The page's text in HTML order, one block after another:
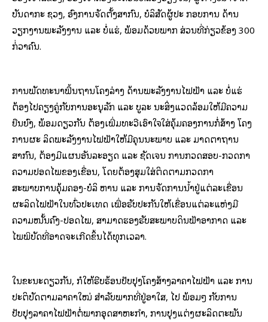
ບັນດາກະ ຊວງ, ອົງການຈັດຕັ້ງສາກົນ, ບໍລິສັດຜູ້ປະ ກອບການ ດ້ານ
ວຽກງານພະລັງງານ ແລະ ບໍ່ແຮ່, ພ້ອມດ້ວຍພາກ ສ່ວນທີ່ກ່ຽວຂ້ອງ 300
ກ່່ວາຄົນ.
ການພັດທະນາພື້ນຖານໂຄງລ່າງ ດ້ານພະລັງງານໄຟຟ້າ ແລະ ບໍ່ແຮ່
ຕ້ອງໄປຄຽງຄູ່ກັບການອະນຸລັກ ແລະ ບູລະ ນະສິ່ງແວດລ້ອມໃຫ້ມີຄວາມ
ຍືນຍົງ, ພ້ອມດຽວກັນ ຕ້ອງເພີ່ມທະວີເອົາໃຈໃສ່ຄຸ້ມຄອງການກໍ່ສ້າງ ໂຄງ
ການຜະ ລິດພະລັງງານໄຟຟ້າໃຫ້ມີຄຸນນະພາບ ແລະ ມາດຕາຖານ
ສາກົນ, ຕ້ອງມີແຜນອັນລະອຽດ ແລະ ຊັດເຈນ ການກວດສອບ-ກວດກາ
ຄວາມປອດໄພຂອງເຂື່ອນ, ໂດຍຕ້ອງສຸມໃສ່ຕິດຕາມກວດກາ
ສະພາບການຄຸ້ມຄອງ-ບໍລິ ຫານ ແລະ ການຈັດການນໍ້າຢູ່ແຕ່ລະເຂື່ອນ
ຜະລິດໄຟຟ້າໃນທົ່ວປະເທດ ເພື່ອຮັບປະກັນໃຫ້ເຂື່ອນແຕ່ລະແຫ່ງມີ
ຄວາມໜັ້ນຄົງ-ປອດໄພ, ສາມາດຮອງຮັບສະພາບດິນຟ້າອາກາດ ແລະ
ໄພພິບັດທີ່ອາດຈະເກີດຂຶ້ນໄດ້ທຸກເວລາ.
ໃນຂະນະດຽວກັນ, ກໍໃຫ້ຮີບຮ້ອນປັບປຸງໂຄງສ້າງລາຄາໄຟຟ້າ ແລະ ການ
ປະຕິບັດຕາມລາຄາໃໝ່ ສໍາລັບພາກທີ່ຢູ່ອາໃສ, ໄປ ພ້ອມໆ ກັບການ
ປັບປຸງລາຄາໄຟຟ້າຕໍ່ພາກອຸດສາຫະກຳ, ການປຸງແຕ່ງຜະລິດຕະພັນ